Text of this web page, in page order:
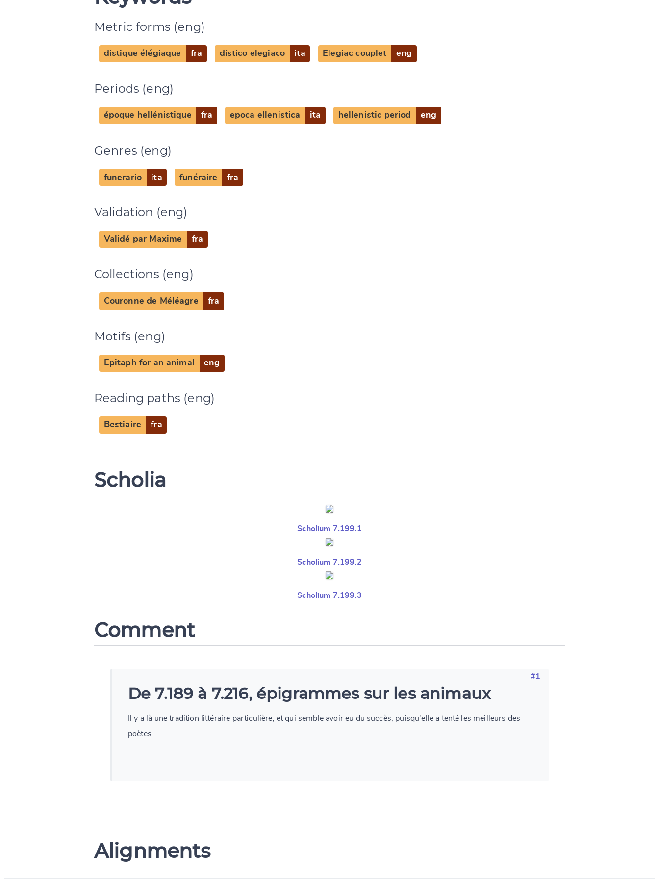
Metric forms (eng)
distique élégiaque fra distico elegiaco ita Elegiac couplet eng
Periods (eng)
époque hellénistique fra epoca ellenistica ita hellenistic period eng
Genres (eng)
funerario ita funéraire fra
Validation (eng)
Validé par Maxime fra
Collections (eng)
Couronne de Méléagre fra
Motifs (eng)
Epitaph for an animal eng
Reading paths (eng)
Bestiaire fra
Scholia
Scholium 7.199.1
Scholium 7.199.2
Scholium 7.199.3
Comment
#1
De 7.189 à 7.216, épigrammes sur les animaux
Il y a là une tradition littéraire particulière, et qui semble avoir eu du succès, puisqu'elle a tenté les meilleurs des
poètes
Alignments
Change language